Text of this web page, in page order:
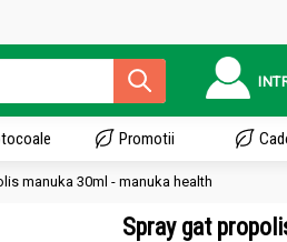
Promotii
manuka 30ml - manuka health
Spray gat